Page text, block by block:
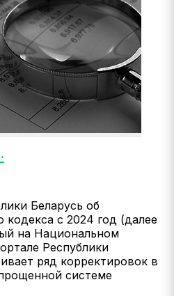
Беларусь об
кодекса с 2024 год (далее
на Национальном
Республики
ряд корректировок в
системе